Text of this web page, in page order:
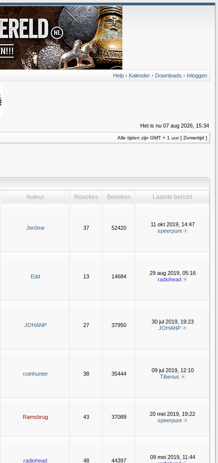
Help • Kalender • Downloads • Inloggen
Het is nu 07 aug 2026, 15:34
Alle tijden zijn GMT + 1 uur [ Zomertijd ]
Auteur Reacties Bekeken Laatste bericht
Jer0me 37 52420
11 okt 2019, 14:47
speerpunt
Edd 13 14684
29 aug 2019, 05:16
radiohead
JOHANP 27 37950
30 jul 2019, 19:23
JOHANP
coinhunter 38 35444
09 jul 2019, 12:10
Tiberius
Ramsbrug 43 37089
20 mei 2019, 19:22
speerpunt
radiohead 48 44397
09 mei 2019, 11:44